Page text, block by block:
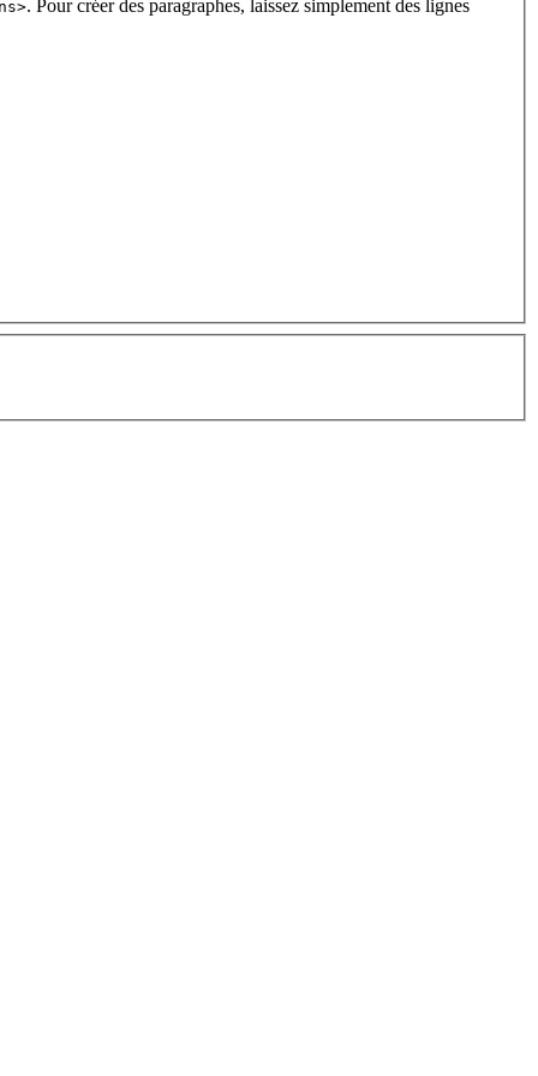
. Pour créer des paragraphes, laissez simplement des lignes